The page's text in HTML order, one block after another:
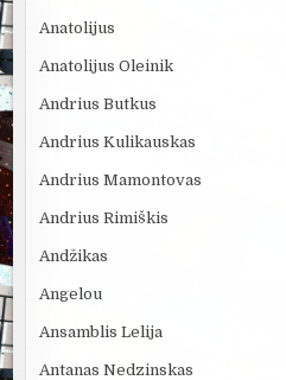
Anatolijus
Anatolijus Oleinik
Andrius Butkus
Andrius Kulikauskas
Andrius Mamontovas
Andrius Rimiškis
Andžikas
Angelou
Ansamblis Lelija
Antanas Nedzinskas